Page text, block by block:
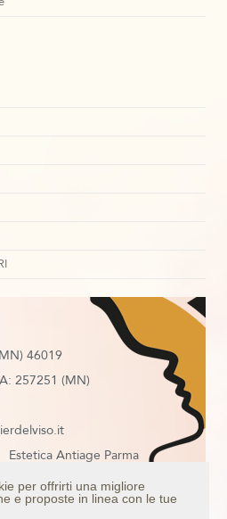
46019
257251 (MN)
Estetica Antiage Parma
Estetica Antiage Mantova
Estetica Antiage Colorno
per offrirti una migliore
e proposte in linea con le tue